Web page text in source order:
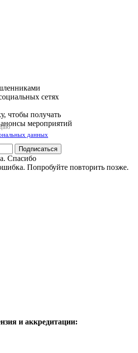
сетях
чтобы получать
мероприятий
данных
Подписаться
Спасибо
Попробуйте повторить позже.
и аккредитации: